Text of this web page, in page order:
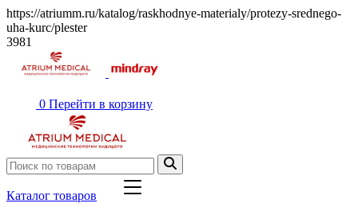
https://atriumm.ru/katalog/raskhodnye-materialy/protezy-srednego-
uha-kurc/plester
3981
0 Перейти в корзину
Каталог товаров